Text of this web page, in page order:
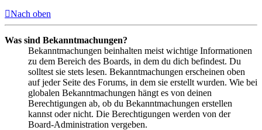
Nach oben
Was sind Bekanntmachungen?
Bekanntmachungen beinhalten meist wichtige Informationen
zu dem Bereich des Boards, in dem du dich befindest. Du
solltest sie stets lesen. Bekanntmachungen erscheinen oben
auf jeder Seite des Forums, in dem sie erstellt wurden. Wie bei
globalen Bekanntmachungen hängt es von deinen
Berechtigungen ab, ob du Bekanntmachungen erstellen
kannst oder nicht. Die Berechtigungen werden von der
Board-Administration vergeben.